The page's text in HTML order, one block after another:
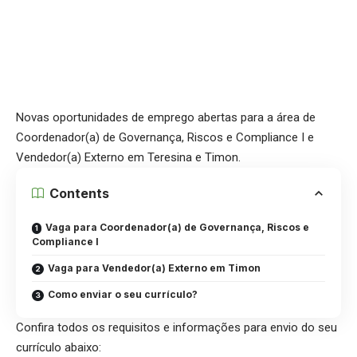
Novas oportunidades de emprego abertas para a área de
Coordenador(a) de Governança, Riscos e Compliance I e
Vendedor(a) Externo em Teresina e Timon.
Contents
Vaga para Coordenador(a) de Governança, Riscos e
Compliance I
Vaga para Vendedor(a) Externo em Timon
Como enviar o seu currículo?
Confira todos os requisitos e informações para envio do seu
currículo abaixo: